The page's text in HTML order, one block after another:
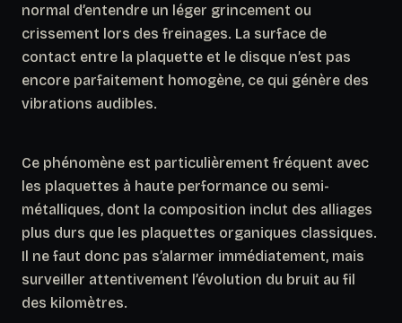
normal d’entendre un léger grincement ou
crissement lors des freinages. La surface de
contact entre la plaquette et le disque n’est pas
encore parfaitement homogène, ce qui génère des
vibrations audibles.
Ce phénomène est particulièrement fréquent avec
les plaquettes à haute performance ou semi-
métalliques, dont la composition inclut des alliages
plus durs que les plaquettes organiques classiques.
Il ne faut donc pas s’alarmer immédiatement, mais
surveiller attentivement l’évolution du bruit au fil
des kilomètres.